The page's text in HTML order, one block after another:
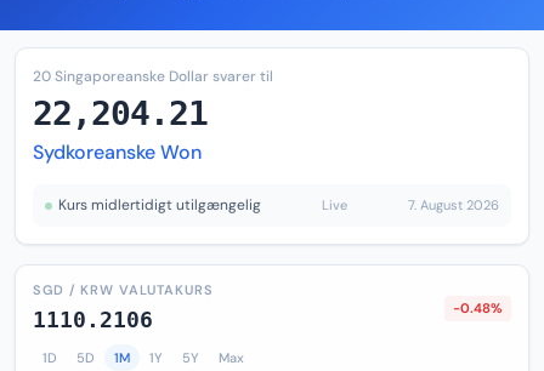
20 Singaporeanske Dollar svarer til
22,204.21
Sydkoreanske Won
Kurs midlertidigt utilgængelig Live 7. August 2026
SGD / KRW VALUTAKURS
1110.2106 -0.48%
1D 5D 1M 1Y 5Y Max